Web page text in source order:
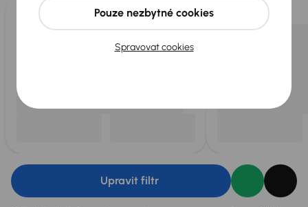
Upravit filtr
Spravovat cookies
Pouze nezbytné cookies